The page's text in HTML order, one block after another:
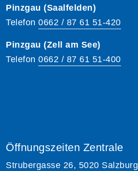
Pinzgau (Saalfelden)
Telefon 0662 / 87 61 51-420
Pinzgau (Zell am See)
Telefon 0662 / 87 61 51-400
Öffnungszeiten Zentrale
Strubergasse 26, 5020 Salzburg